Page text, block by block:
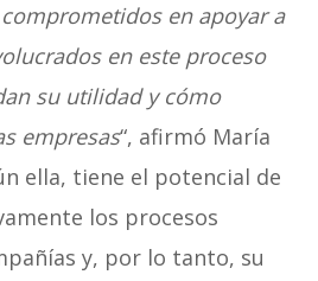
en apoyar a
en este proceso
su utilidad y cómo
empresas“, afirmó María
ella, tiene el potencial de
los procesos
y, por lo tanto, su